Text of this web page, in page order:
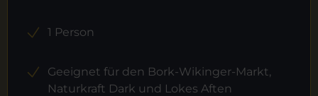
1 Person
Geeignet für den Bork-Wikinger-Markt,
Naturkraft Dark und Lokes Aften